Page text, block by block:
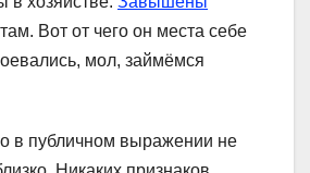
Вот от чего он места себе
мол, займёмся
в публичном выражении не